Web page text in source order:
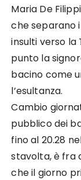
Maria De
che separano
insulti verso la
punto la
bacino come
l’esultanza.
Cambio
pubblico dei
fino al 20.28
stavolta, è fra
che il giorno